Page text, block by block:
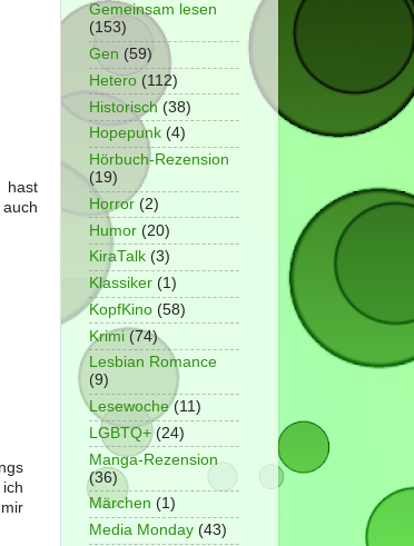
hast
Gemeinsam lesen
(153)
Gen (59)
Hetero (112)
Historisch (38)
Hopepunk (4)
Hörbuch-Rezension
(19)
Horror (2)
Humor (20)
KiraTalk (3)
Klassiker (1)
KopfKino (58)
Krimi (74)
Lesbian Romance
(9)
Lesewoche (11)
LGBTQ+ (24)
Manga-Rezension
(36)
Märchen (1)
Media Monday (43)